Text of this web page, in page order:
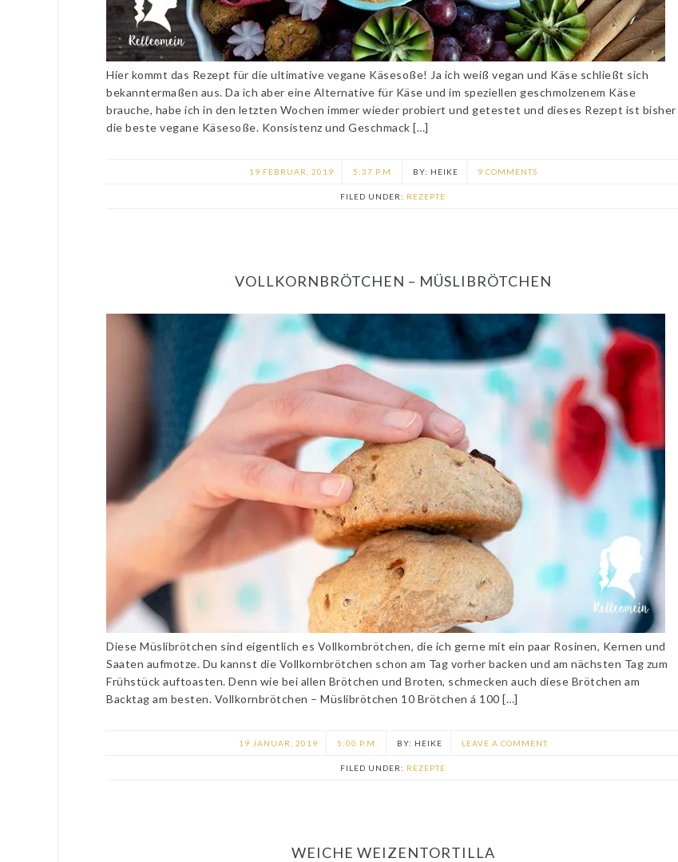
Hier kommt das Rezept für die ultimative vegane Käsesoße! Ja ich weiß vegan und Käse schließt sich
bekanntermaßen aus. Da ich aber eine Alternative für Käse und im speziellen geschmolzenem Käse
brauche, habe ich in den letzten Wochen immer wieder probiert und getestet und dieses Rezept ist bisher
die beste vegane Käsesoße. Konsistenz und Geschmack […]
19 FEBRUAR, 2019 5:37 P.M. HEIKE 9 COMMENTS
FILED UNDER: REZEPTE
VOLLKORNBRÖTCHEN – MÜSLIBRÖTCHEN
Diese Müslibrötchen sind eigentlich es Vollkornbrötchen, die ich gerne mit ein paar Rosinen, Kernen und
Saaten aufmotze. Du kannst die Vollkornbrötchen schon am Tag vorher backen und am nächsten Tag zum
Frühstück auftoasten. Denn wie bei allen Brötchen und Broten, schmecken auch diese Brötchen am
Backtag am besten. Vollkornbrötchen – Müslibrötchen 10 Brötchen á 100 […]
19 JANUAR, 2019 5:00 P.M. HEIKE LEAVE A COMMENT
FILED UNDER: REZEPTE
WEICHE WEIZENTORTILLA